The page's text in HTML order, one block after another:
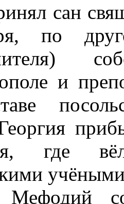
сан
по
и
где